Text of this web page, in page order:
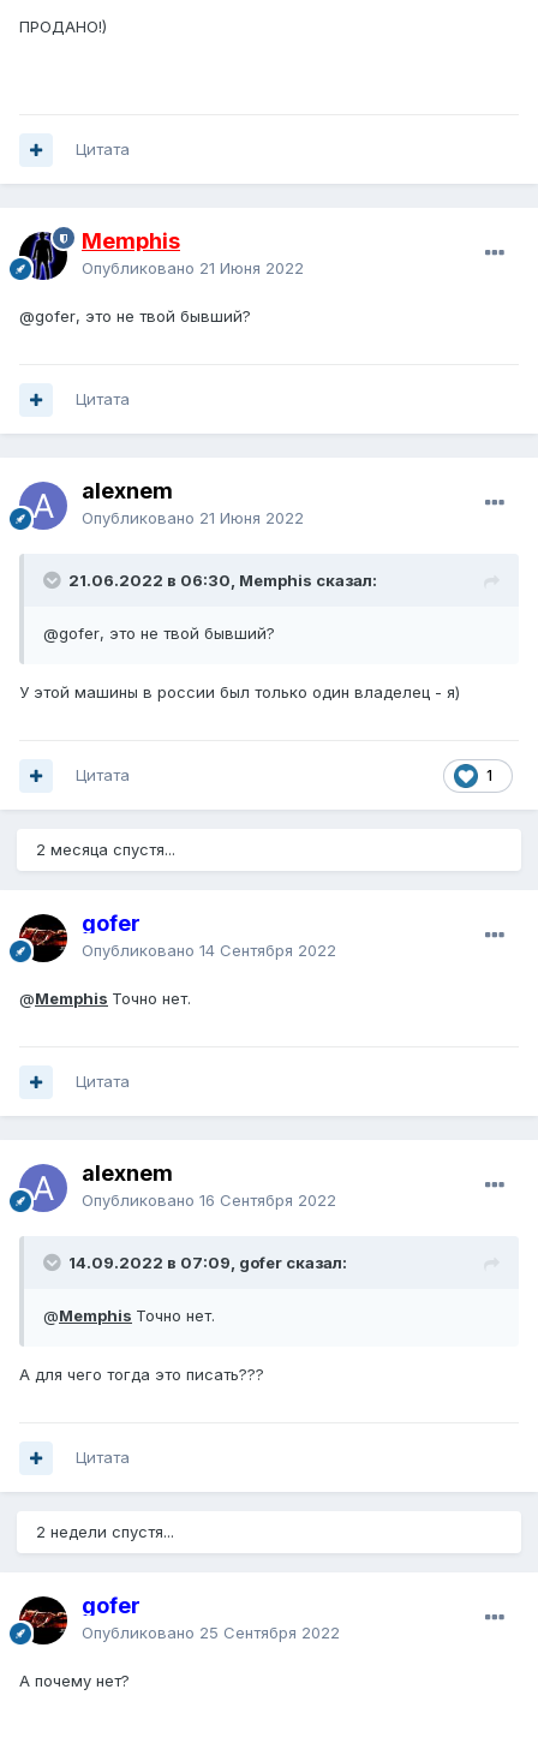
ПРОДАНО!)
Цитата
Memphis
Опубликовано 21 Июня 2022
@gofer, это не твой бывший?
Цитата
alexnem
Опубликовано 21 Июня 2022
21.06.2022 в 06:30, Memphis сказал:
@gofer, это не твой бывший?
У этой машины в россии был только один владелец - я)
1
Цитата
2 месяца спустя...
gofer
Опубликовано 14 Сентября 2022
@Memphis Точно нет.
Цитата
alexnem
Опубликовано 16 Сентября 2022
14.09.2022 в 07:09, gofer сказал:
@Memphis Точно нет.
А для чего тогда это писать???
Цитата
2 недели спустя...
gofer
Опубликовано 25 Сентября 2022
А почему нет?